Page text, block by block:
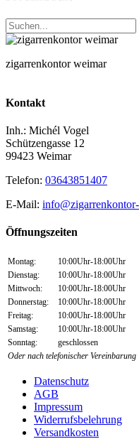
zigarrenkontor weimar
Kontakt
Inh.: Michél Vogel
Schützengasse 12
99423 Weimar
Telefon: 03643851407
E-Mail:
Öffnungszeiten
Montag:
10:00Uhr-18:00Uhr
Dienstag:
10:00Uhr-18:00Uhr
Mittwoch:
10:00Uhr-18:00Uhr
Donnerstag:
10:00Uhr-18:00Uhr
Freitag:
10:00Uhr-18:00Uhr
Samstag:
10:00Uhr-18:00Uhr
Sonntag:
geschlossen
Oder nach telefonischer Vereinbarung
Datenschutz
AGB
Impressum
Widerrufsbelehrung
Versandkosten